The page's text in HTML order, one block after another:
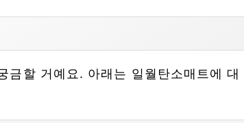
금할 거예요. 아래는 일월탄소매트에 대